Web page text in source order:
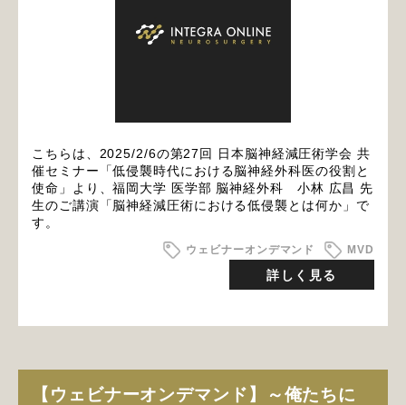
こちらは、2025/2/6の第27回 日本脳神経減圧術学会 共
催セミナー「低侵襲時代における脳神経外科医の役割と
使命」より、福岡大学 医学部 脳神経外科 小林 広昌 先
生のご講演「脳神経減圧術における低侵襲とは何か」で
す。
ウェビナーオンデマンド MVD
詳しく見る
【ウェビナーオンデマンド】～俺たちに